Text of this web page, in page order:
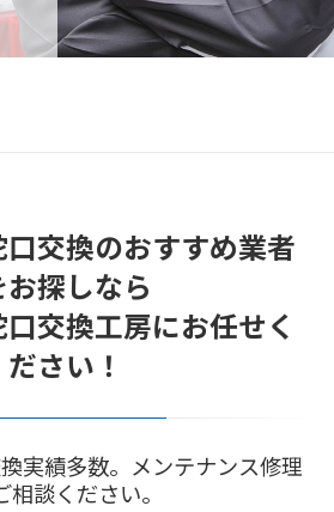
交換のおすすめ業者
お探しなら
交換工房にお任せく
ださい！
実績多数。メンテナンス修理
相談ください。